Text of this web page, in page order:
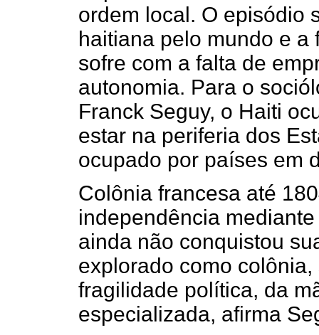
ordem local. O episódio
haitiana pelo mundo e
sofre com a falta de
autonomia. Para o
Franck Seguy, o Haiti
estar na periferia dos
ocupado por países em
Colônia francesa até
independência
ainda não conquistou
explorado como
fragilidade política, da
especializada, afirma